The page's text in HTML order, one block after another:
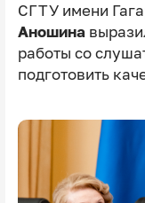
СГТУ имени
Аношина
работы со
подготовить